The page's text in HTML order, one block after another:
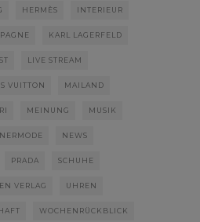
HERMÈS INTERIEUR
KARL LAGERFELD
LIVE STREAM
VUITTON MAILAND
MEINUNG MUSIK
NEWS
PRADA SCHUHE
VERLAG UHREN
WOCHENRÜCKBLICK